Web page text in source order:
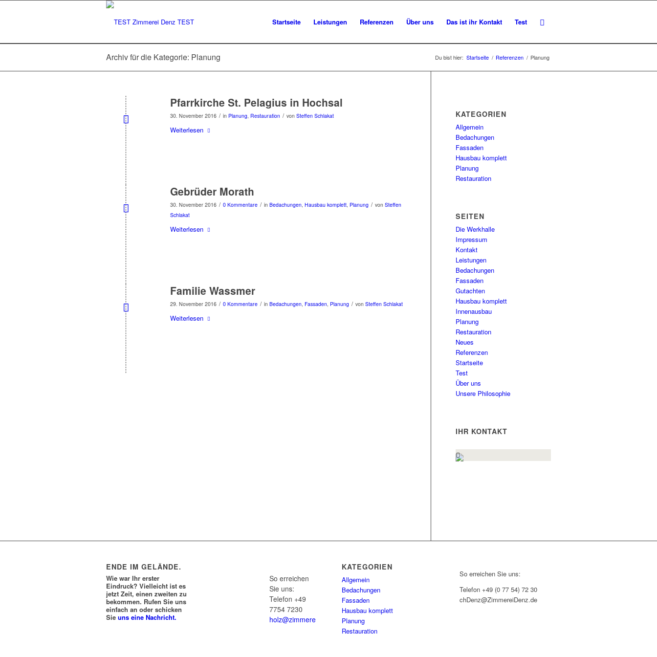
Startseite Leistungen Referenzen Über uns Das ist ihr Kontakt Test
Archiv für die Kategorie: Planung Du bist hier: Startseite / Referenzen / Planung
Pfarrkirche St. Pelagius in Hochsal
30. November 2016 / in Planung, Restauration / von Steffen Schlakat
Weiterlesen
Gebrüder Morath
30. November 2016 / 0 Kommentare / in Bedachungen, Hausbau komplett, Planung / von Steffen
Schlakat
Weiterlesen
Familie Wassmer
29. November 2016 / 0 Kommentare / in Bedachungen, Fassaden, Planung / von Steffen Schlakat
Weiterlesen
KATEGORIEN
Allgemein
Bedachungen
Fassaden
Hausbau komplett
Planung
Restauration
SEITEN
Die Werkhalle
Impressum
Kontakt
Leistungen
Bedachungen
Fassaden
Gutachten
Hausbau komplett
Innenausbau
Planung
Restauration
Neues
Referenzen
Startseite
Test
Über uns
Unsere Philosophie
IHR KONTAKT
Stephanie Tröndle
ENDE IM GELÄNDE.
Wie war Ihr erster
Eindruck? Vielleicht ist es
jetzt Zeit, einen zweiten zu
bekommen. Rufen Sie uns
einfach an oder schicken
Sie uns eine Nachricht.
So erreichen
Sie uns:
Telefon +49
7754 7230
holz@zimmereidenz.de
KATEGORIEN
Allgemein
Bedachungen
Fassaden
Hausbau komplett
Planung
Restauration
So erreichen Sie uns:
Telefon +49 (0 77 54) 72 30
chDenz@ZimmereiDenz.de